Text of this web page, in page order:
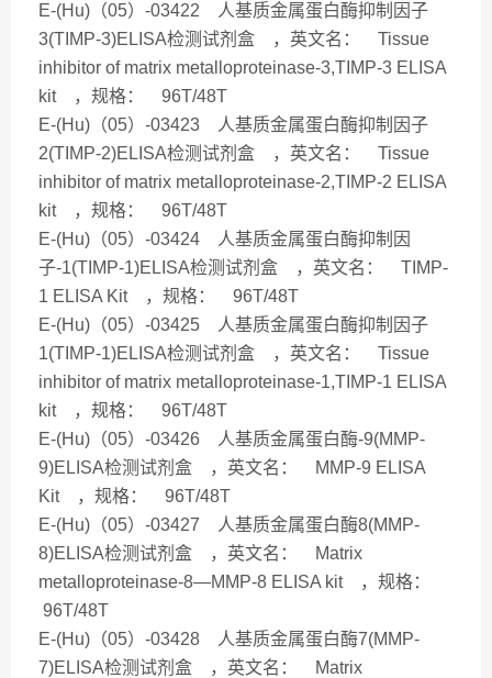
E-(Hu)（05）-03422 人基质金属蛋白酶抑制因子
3(TIMP-3)ELISA检测试剂盒 ，英文名： Tissue
inhibitor of matrix metalloproteinase-3,TIMP-3 ELISA
kit ，规格： 96T/48T
E-(Hu)（05）-03423 人基质金属蛋白酶抑制因子
2(TIMP-2)ELISA检测试剂盒 ，英文名： Tissue
inhibitor of matrix metalloproteinase-2,TIMP-2 ELISA
kit ，规格： 96T/48T
E-(Hu)（05）-03424 人基质金属蛋白酶抑制因
子-1(TIMP-1)ELISA检测试剂盒 ，英文名： TIMP-
1 ELISA Kit ，规格： 96T/48T
E-(Hu)（05）-03425 人基质金属蛋白酶抑制因子
1(TIMP-1)ELISA检测试剂盒 ，英文名： Tissue
inhibitor of matrix metalloproteinase-1,TIMP-1 ELISA
kit ，规格： 96T/48T
E-(Hu)（05）-03426 人基质金属蛋白酶-9(MMP-
9)ELISA检测试剂盒 ，英文名： MMP-9 ELISA
Kit ，规格： 96T/48T
E-(Hu)（05）-03427 人基质金属蛋白酶8(MMP-
8)ELISA检测试剂盒 ，英文名： Matrix
metalloproteinase-8—MMP-8 ELISA kit ，规格：
96T/48T
E-(Hu)（05）-03428 人基质金属蛋白酶7(MMP-
7)ELISA检测试剂盒 ，英文名： Matrix